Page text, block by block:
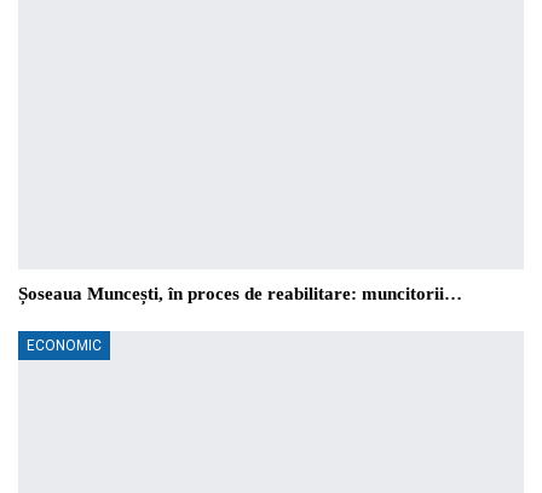
Șoseaua Muncești, în proces de reabilitare: muncitorii…
ECONOMIC